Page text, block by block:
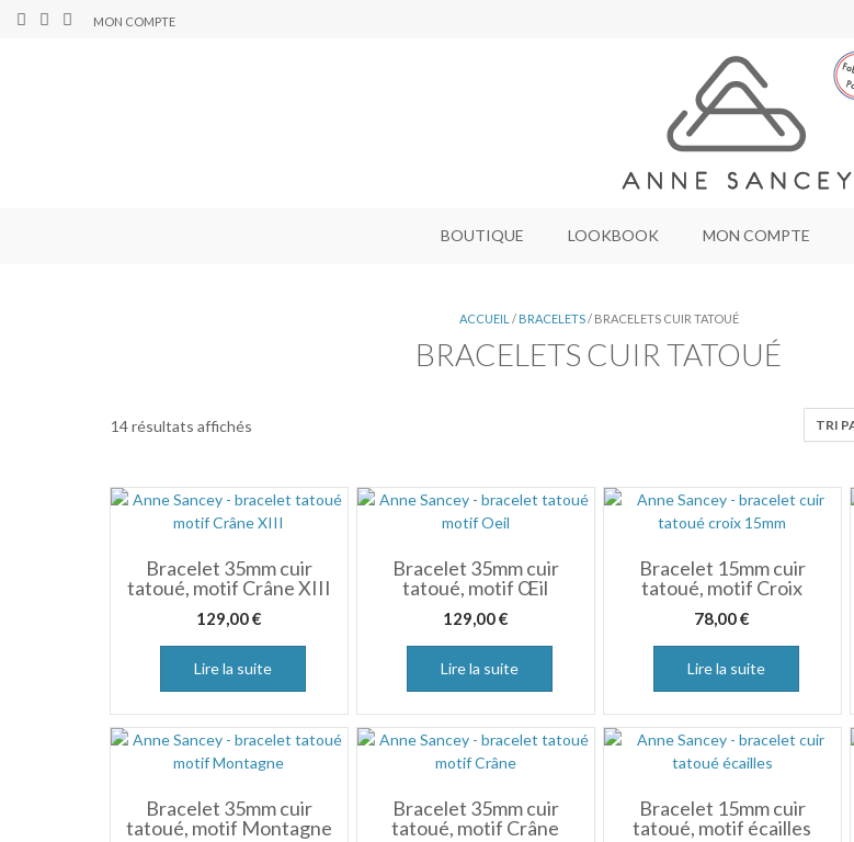
MON COMPTE
BOUTIQUE LOOKBOOK MON COMPTE
ACCUEIL / BRACELETS/ BRACELETS CUIR TATOUÉ
BRACELETS CUIR TATOUÉ
14 résultats affichés
Bracelet 35mm cuir
tatoué, motif Crâne XIII
129,00€
Lire la suite
Bracelet 35mm cuir
tatoué, motif Œil
129,00€
Lire la suite
Bracelet 15mm cuir
tatoué, motif Croix
78,00€
Lire la suite
Bracelet 35mm cuir
tatoué, motif Montagne
Bracelet 35mm cuir
tatoué, motif Crâne
Bracelet 15mm cuir
tatoué, motif écailles